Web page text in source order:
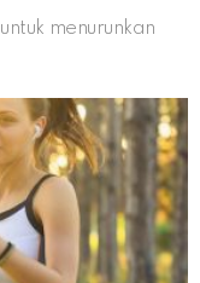
menurunkan